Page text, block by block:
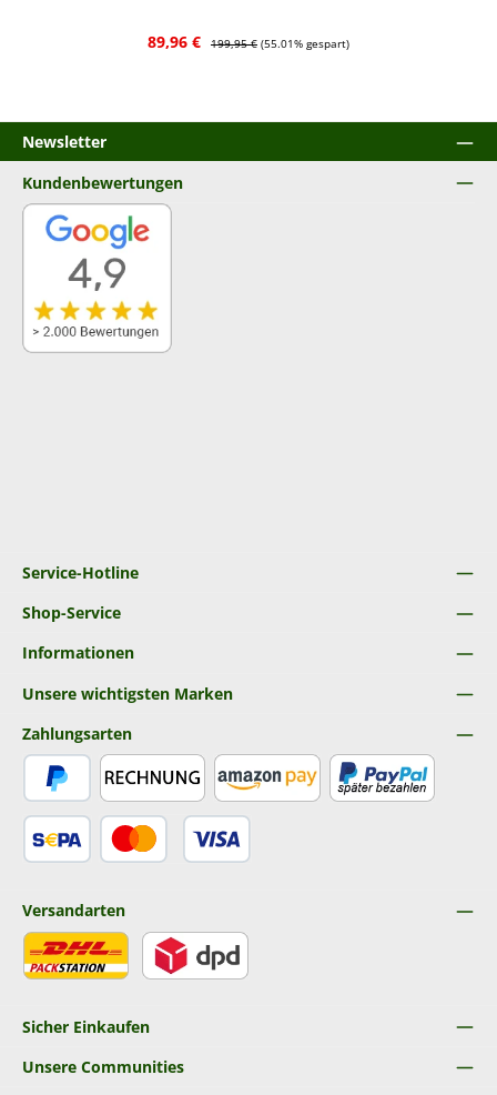
Verkaufspreis:
89,96 € Regulärer Preis:
199,95 € (55.01% gespart)
Newsletter
Service-Hotline
Shop-Service
Informationen
Unsere wichtigsten Marken
Sicher Einkaufen
Kundenbewertungen
Unsere Communities
Zahlungsarten
Versandarten